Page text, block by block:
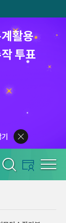
활용
투표
트